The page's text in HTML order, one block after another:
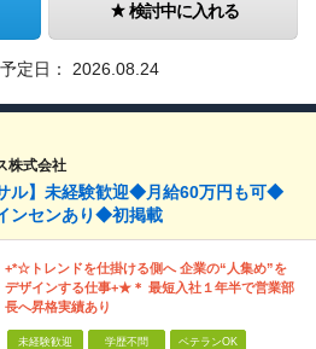
検討中に入れる
定日： 2026.08.24
株式会社
ル】未経験歓迎◆月給60万円も可◆
ンセンあり◆初掲載
+*☆トレンドを仕掛ける側へ 企業の“⼈集め”を
デザインする仕事+★＊ 最短⼊社１年半で営業部
⻑へ昇格実績あり
未経験歓迎 学歴不問 ベテランOK